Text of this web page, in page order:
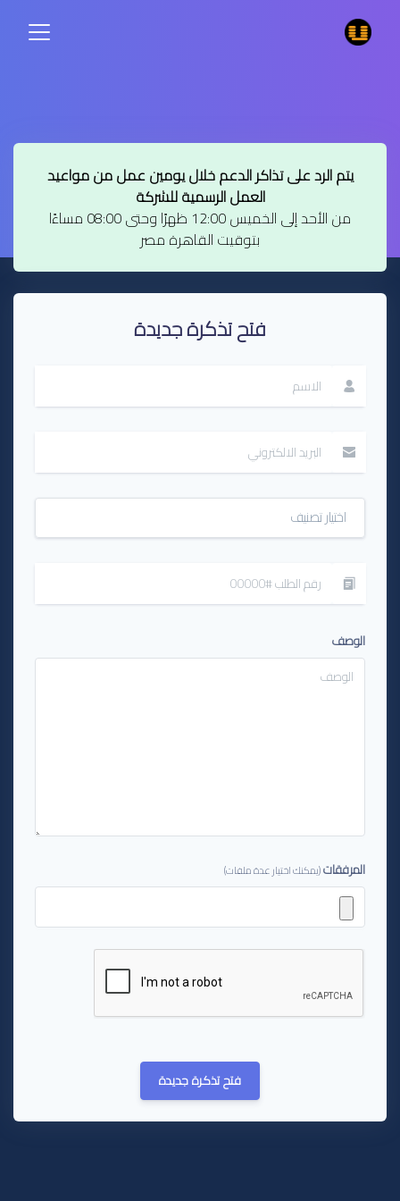
يتم الرد على تذاكر الدعم خلال يومين عمل من مواعيد
العمل الرسمية للشركة
من الأحد إلى الخميس 12:00 ظهرًا وحتى 08:00 مساءًا
بتوقيت القاهرة مصر
فتح تذكرة جديدة
اختيار تصنيف
الوصف
المرفقات(يمكنك اختيار عدة ملفات)
فتح تذكرة جديدة